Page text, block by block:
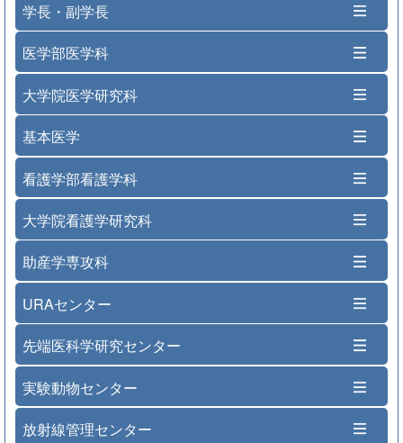
学長・副学長
医学部医学科
大学院医学研究科
基本医学
看護学部看護学科
大学院看護学研究科
助産学専攻科
URAセンター
先端医科学研究センター
実験動物センター
放射線管理センター